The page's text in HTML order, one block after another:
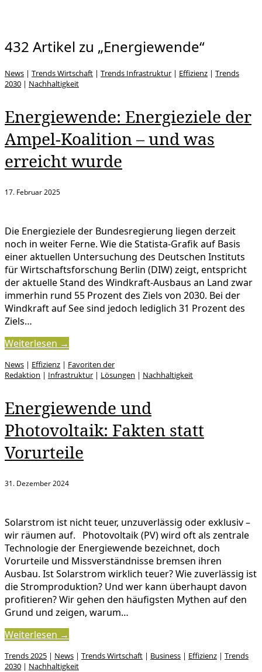
432 Artikel zu „Energiewende“
News | Trends Wirtschaft | Trends Infrastruktur | Effizienz | Trends
2030 | Nachhaltigkeit
Energiewende: Energieziele der
Ampel-Koalition – und was
erreicht wurde
17. Februar 2025
Die Energieziele der Bundesregierung liegen derzeit
noch in weiter Ferne. Wie die Statista-Grafik auf Basis
einer aktuellen Untersuchung des Deutschen Instituts
für Wirtschaftsforschung Berlin (DIW) zeigt, entspricht
der aktuelle Stand des Windkraft-Ausbaus an Land zwar
immerhin rund 55 Prozent des Ziels von 2030. Bei der
Windkraft auf See sind jedoch lediglich 31 Prozent des
Ziels…
Weiterlesen →
News | Effizienz | Favoriten der
Redaktion | Infrastruktur | Lösungen | Nachhaltigkeit
Energiewende und
Photovoltaik: Fakten statt
Vorurteile
31. Dezember 2024
Solarstrom ist nicht teuer, unzuverlässig oder exklusiv –
wir räumen auf. Photovoltaik (PV) wird oft als zentrale
Technologie der Energiewende bezeichnet, doch
Vorurteile und Missverständnisse bremsen ihren
Ausbau. Ist Solarstrom wirklich teuer? Wie zuverlässig ist
die Stromproduktion? Und wer kann überhaupt davon
profitieren? Wir gehen den häufigsten Mythen auf den
Grund und zeigen, warum…
Weiterlesen →
Trends 2025 | News | Trends Wirtschaft | Business | Effizienz | Trends
2030 | Nachhaltigkeit